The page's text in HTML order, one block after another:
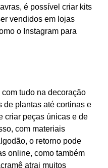
é possível criar kits
vendidos em lojas
o Instagram para
tudo na decoração
de plantas até cortinas e
criar peças únicas e de
com materiais
o retorno pode
online, como também
atrai muitos